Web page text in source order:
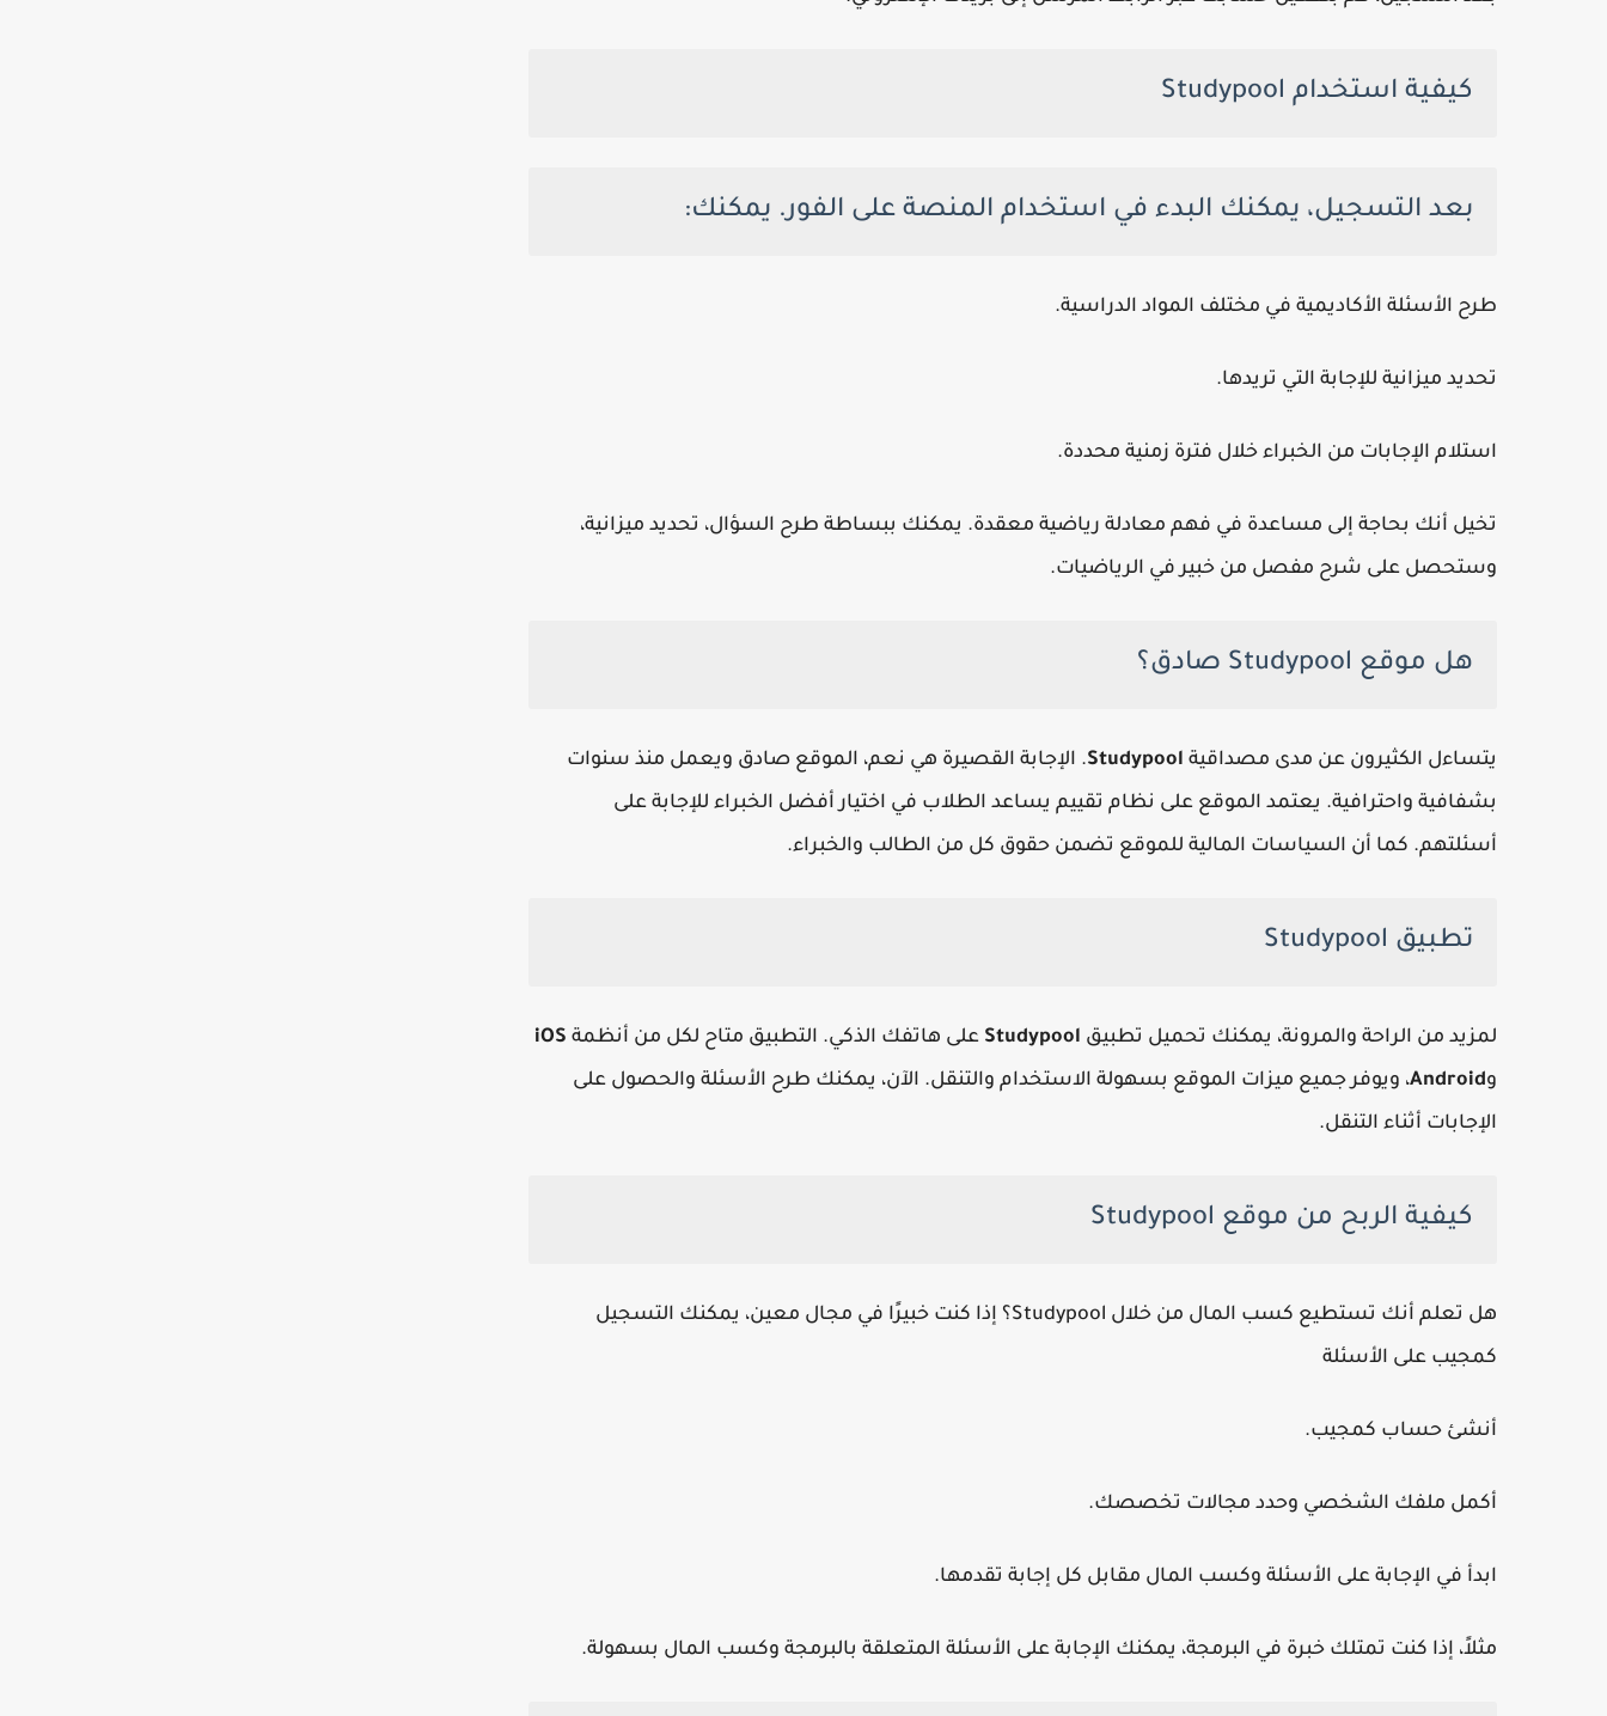
كيفية استخدام Studypool
بعد التسجيل، يمكنك البدء في استخدام المنصة على الفور. يمكنك:
طرح الأسئلة الأكاديمية في مختلف المواد الدراسية.
تحديد ميزانية للإجابة التي تريدها.
استلام الإجابات من الخبراء خلال فترة زمنية محددة.
تخيل أنك بحاجة إلى مساعدة في فهم معادلة رياضية معقدة. يمكنك ببساطة طرح السؤال، تحديد ميزانية،
وستحصل على شرح مفصل من خبير في الرياضيات.
هل موقع Studypool صادق؟
يتساءل الكثيرون عن مدى مصداقية Studypool. الإجابة القصيرة هي نعم، الموقع صادق ويعمل منذ سنوات
بشفافية واحترافية. يعتمد الموقع على نظام تقييم يساعد الطلاب في اختيار أفضل الخبراء للإجابة على
أسئلتهم. كما أن السياسات المالية للموقع تضمن حقوق كل من الطالب والخبراء.
تطبيق Studypool
لمزيد من الراحة والمرونة، يمكنك تحميل تطبيق Studypool على هاتفك الذكي. التطبيق متاح لكل من أنظمة iOS
وAndroid، ويوفر جميع ميزات الموقع بسهولة الاستخدام والتنقل. الآن، يمكنك طرح الأسئلة والحصول على
الإجابات أثناء التنقل.
كيفية الربح من موقع Studypool
هل تعلم أنك تستطيع كسب المال من خلال Studypool؟ إذا كنت خبيرًا في مجال معين، يمكنك التسجيل
كمجيب على الأسئلة
أنشئ حساب كمجيب.
أكمل ملفك الشخصي وحدد مجالات تخصصك.
ابدأ في الإجابة على الأسئلة وكسب المال مقابل كل إجابة تقدمها.
مثلاً، إذا كنت تمتلك خبرة في البرمجة، يمكنك الإجابة على الأسئلة المتعلقة بالبرمجة وكسب المال بسهولة.